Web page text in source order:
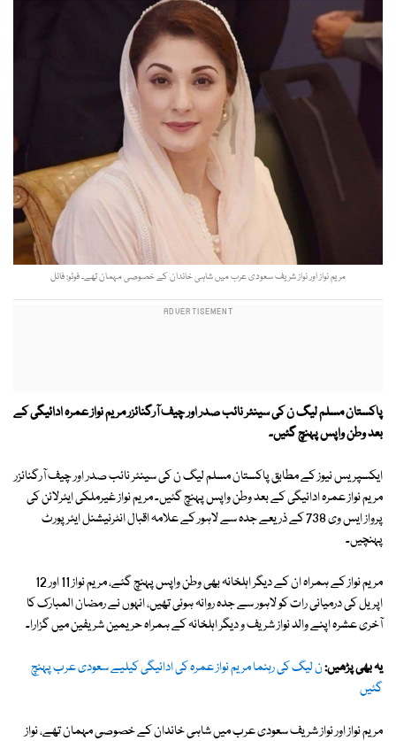
مریم نواز اور نواز شریف سعودی عرب میں شاہی خاندان کے خصوصی مہمان تھے۔ فوٹو: فائل
پاکستان مسلم لیگ ن کی سینئر نائب صدر اور چیف آرگنائزر مریم نواز عمرہ ادائیگی کے
بعد وطن واپس پہنچ گئیں۔
ایکسپریس نیوز کے مطابق پاکستان مسلم لیگ ن کی سینئر نائب صدر اور چیف آرگنائزر
مریم نواز عمرہ ادائیگی کے بعد وطن واپس پہنچ گئیں۔ مریم نواز غیرملکی ایئرلائن کی
پرواز ایس وی 738 کے ذریعے جدہ سے لاہور کے علامہ اقبال انٹرنیشنل ایئرپورٹ
پہنچیں۔
مریم نواز کے ہمراہ ان کے دیگر اہلخانہ بھی وطن واپس پہنچ گئے، مریم نواز 11 اور 12
اپریل کی درمیانی رات کو لاہور سے جدہ روانہ ہوئی تھیں، انہوں نے رمضان المبارک کا
آخری عشرہ اپنے والد نواز شریف و دیگر اہلخانہ کے ہمراہ حریمین شریفین میں گزارا۔
یہ بھی پڑھیں:ن لیگ کی رہنما مریم نواز عمرہ کی ادائیگی کیلیے سعودی عرب پہنچ
گئیں
مریم نواز اور نواز شریف سعودی عرب میں شاہی خاندان کے خصوصی مہمان تھے، نواز